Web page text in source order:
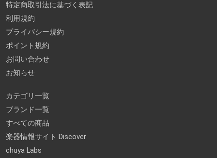
特定商取引法に基づく表記
利用規約
プライバシー規約
ポイント規約
お問い合わせ
お知らせ
カテゴリ一覧
ブランド一覧
すべての商品
楽器情報サイト Discover
chuya Labs